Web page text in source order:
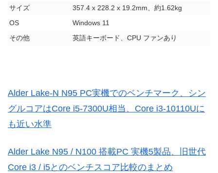
サイズ
357.4 x 228.2 x 19.2mm、約1.62kg
OS
Windows 11
その他
英語キーボード、CPU ファンあり
Alder Lake-N N95 PC実機でのベンチマーク、シン
グルコアはCore i5-7300U相当、Core i3-10110Uに
も近い水準
Alder Lake N95 / N100 搭載PC 実機5製品、旧世代
Core i3 / i5とのベンチスコア比較のまとめ